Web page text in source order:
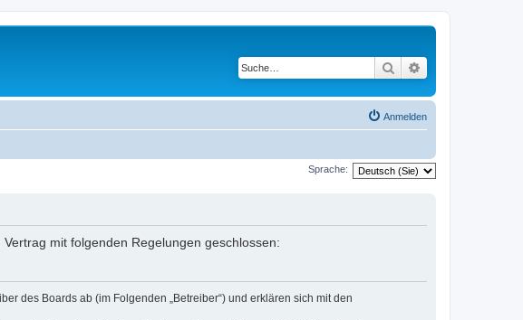
Suche
Anmelden
Sprache:
mit folgenden Regelungen geschlossen:
des Boards ab (im Folgenden „Betreiber“) und erklären sich mit den